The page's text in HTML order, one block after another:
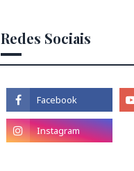
Redes Sociais